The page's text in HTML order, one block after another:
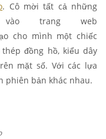
. Cô mời tất cả những
trang web
cho mình một chiếc
đồng hồ, kiểu dây
mặt số. Với các lựa
phiên bản khác nhau.